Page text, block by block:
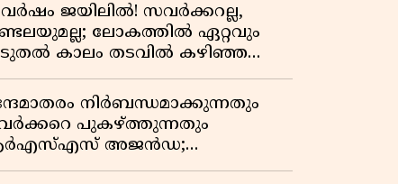
വർഷം ജയിലിൽ! സവർക്കറല്ല,
ലോകത്തിൽ ഏറ്റവും
കാലം തടവിൽ കഴിഞ്ഞ
തടവുകാരൻ ഇദ്ദേഹം! ഒരു
സ്വാതന്ത്ര്യസമര സേനാനിയുടെ
കഥ
നിർബന്ധമാക്കുന്നതും
പുകഴ്ത്തുന്നതും
അജൻഡ;
പിണറായി വിജയൻ